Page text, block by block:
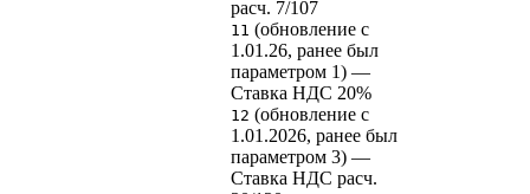
расч. 7/107
11 (обновление с
1.01.26, ранее был
параметром 1) —
Ставка НДС 20%
12 (обновление с
1.01.2026, ранее был
параметром 3) —
Ставка НДС расч.